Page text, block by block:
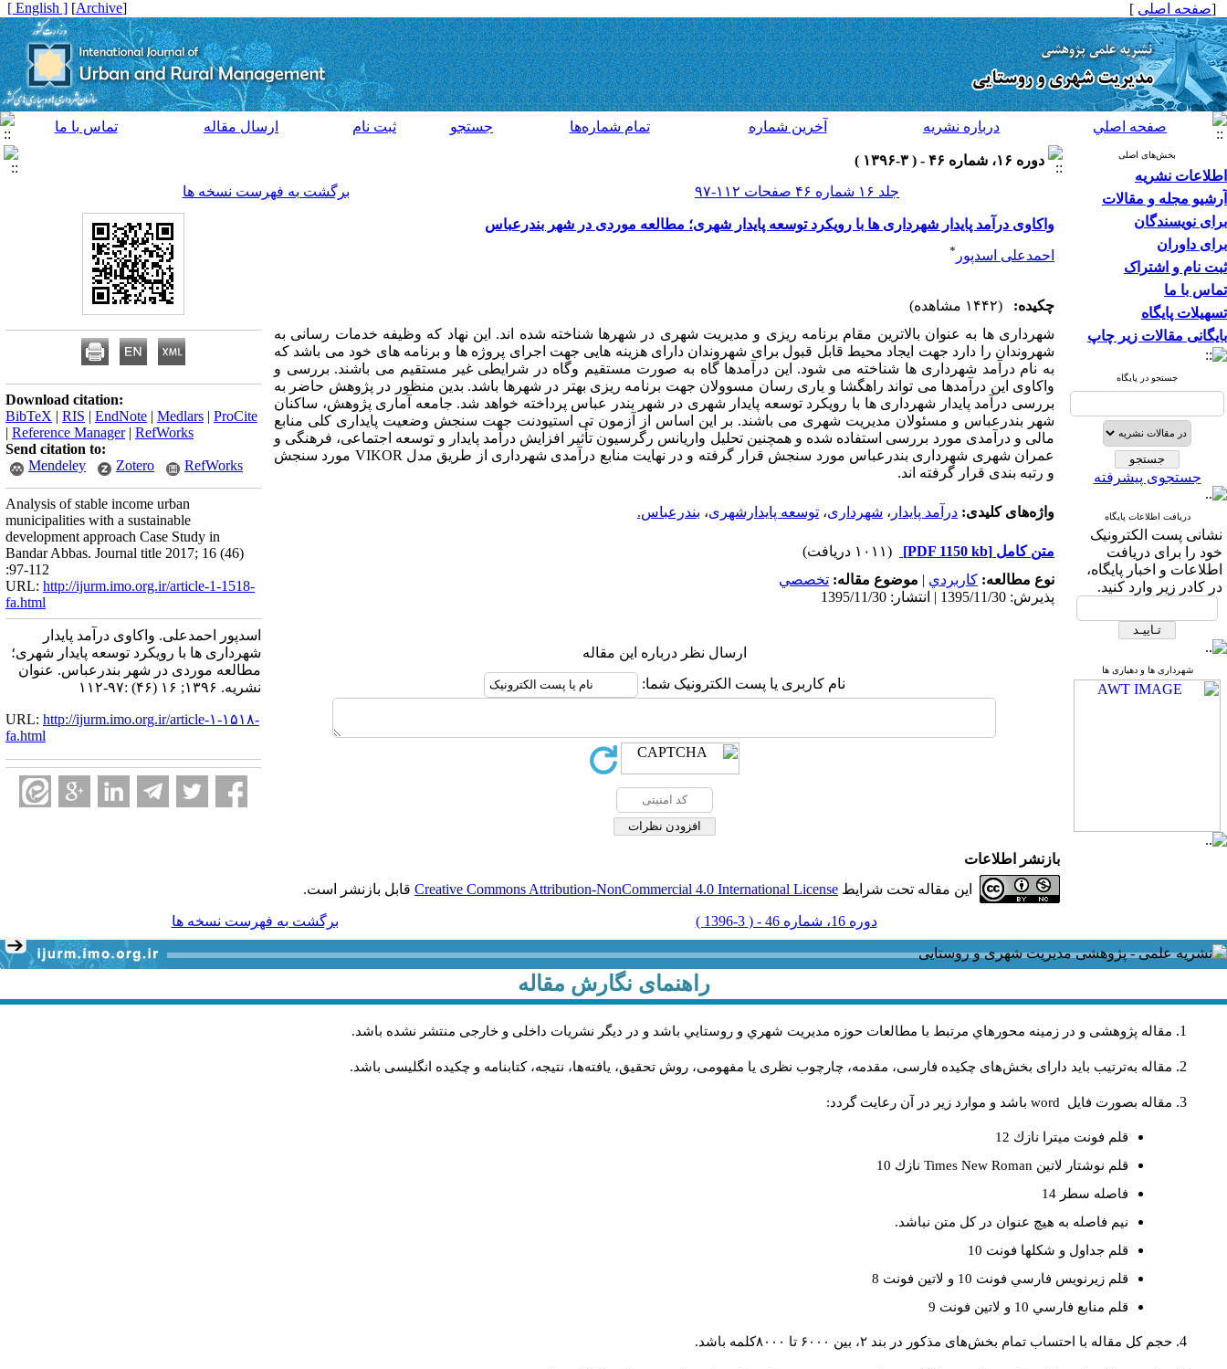
[صفحه اصلی ]
[
Archive
]
[ English ]
صفحه اصلي درباره نشريه آخرين شماره تمام شماره‌ها جستجو ثبت نام ارسال مقاله تماس با ما
بخش‌های اصلی
اطلاعات نشریه
آرشیو مجله و مقالات
برای نویسندگان
برای داوران
ثبت نام و اشتراک
تماس با ما
تسهیلات پایگاه
بایگانی مقالات زیر چاپ
جستجو در پایگاه
جستجوی پیشرفته
دریافت اطلاعات پایگاه
نشانی پست الکترونیک
خود را برای دریافت
اطلاعات و اخبار پایگاه،
در کادر زیر وارد کنید.
شهرداری ها و دهیاری ها
دوره ۱۶، شماره ۴۶ - ( ۳-۱۳۹۶ )
جلد ۱۶ شماره ۴۶ صفحات ۱۱۲-۹۷
برگشت به فهرست نسخه ها
واکاوی درآمد پایدار شهرداری ها با رویکرد توسعه پایدار شهری؛ مطالعه موردی در شهر بندرعباس
احمدعلی اسدپور *
چکیده:
(۱۴۴۲ مشاهده)
شهرداری ها به عنوان بالاترین مقام برنامه ریزی و مدیریت شهری در شهرها شناخته شده اند. این نهاد که وظیفه خدمات رسانی به
شهروندان را دارد جهت ایجاد محیط قابل قبول برای شهروندان دارای هزینه هایی جهت اجرای پروژه ها و برنامه های خود می باشد که
به نام درآمد شهرداری ها شناخته می شود. این درآمدها گاه به صورت مستقیم وگاه در شرایطی غیر مستقیم می باشند. بررسی و
واکاوی این درآمدها می تواند راهگشا و یاری رسان مسوولان جهت برنامه ریزی بهتر در شهرها باشد. بدین منظور در پژوهش حاضر به
بررسی درآمد پایدار شهرداری ها با رویکرد توسعه پایدار شهری در شهر بندر عباس پرداخته خواهد شد. جامعه آماری پژوهش، ساکنان
شهر بندرعباس و مسئولان مدیریت شهری می باشند. بر این اساس از آزمون تی استیودنت جهت سنجش وضعیت پایداری کلی منابع
مالی و درآمدی مورد بررسی استفاده شده و همچنین تحلیل واریانس رگرسیون تأثیر افزایش درآمد پایدار و توسعه اجتماعی، فرهنگی و
عمران شهر­ی شهرداری بندرعباس مورد سنجش قرار گرفته و در نهایت منابع درآمدی شهرداری از طریق مدل VIKOR مورد سنجش
و رتبه بندی قرار گرفته اند.
واژه‌های کلیدی: درآمد پایدار ، شهرداری، توسعه پایدارشهری، بندرعباس.
متن کامل [PDF 1150 kb]
(۱۰۱۱ دریافت)
نوع مطالعه: كاربردي | موضوع مقاله: تخصصي
پذیرش: 1395/11/30 | انتشار: 1395/11/30
ارسال نظر درباره این مقاله
نام کاربری یا پست الکترونیک شما:
Download citation:
BibTeX | RIS | EndNote | Medlars | ProCite
| Reference Manager| RefWorks
Send citation to:
Mendeley
Zotero RefWorks
Analysis of stable income urban
municipalities with a sustainable
development approach Case Study in
Bandar Abbas. Journal title 2017; 16 (46)
:97-112
URL: http://ijurm.imo.org.ir/article-1-1518-
fa.html
اسدپور احمدعلی. واکاوی درآمد پایدار
شهرداری ها با رویکرد توسعه پایدار شهری؛
مطالعه موردی در شهر بندرعباس. عنوان
نشریه. ۱۳۹۶; ۱۶ (۴۶) :۹۷-۱۱۲
URL: http://ijurm.imo.org.ir/article-۱-۱۵۱۸-
fa.html
بازنشر اطلاعات
این مقاله تحت شرایط Creative Commons Attribution-NonCommercial 4.0 International License قابل بازنشر است.
دوره 16، شماره 46 - ( 3-1396 ) برگشت به فهرست نسخه ها
راهنمای نگارش مقاله
مقاله پژوهشی و در زمینه محورهاي مرتبط با مطالعات حوزه مديريت شهري و روستايي باشد و در دیگر نشریات داخلی و خارجی منتشر نشده باشد.
مقاله به‌ترتیب باید دارای بخش‌های چکیده فارسی، مقدمه، چارچوب نظری یا مفهومی، روش تحقیق، یافته‌ها، نتیجه، کتابنامه و چکیده انگلیسی باشد.
مقاله بصورت فايل word باشد و موارد زير در آن رعايت گردد:
قلم فونت ميترا نازك 12
قلم نوشتار لاتين Times New Roman نازك 10
فاصله سطر 14
نيم فاصله به هيچ عنوان در كل متن نباشد.
قلم جداول و شكلها فونت 10
قلم زيرنويس فارسي فونت 10 و لاتين فونت 8
قلم منابع فارسي 10 و لاتين فونت 9
حجم کل مقاله با احتساب تمام بخش‌های مذکور در بند ۲، بین ۶۰۰۰ تا ۸۰۰۰کلمه باشد.